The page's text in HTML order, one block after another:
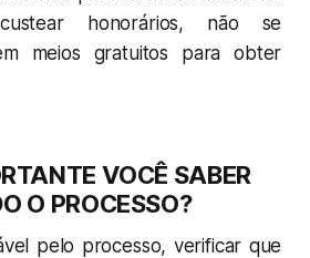
honorários, não se
meios gratuitos para obter
VOCÊ SABER
O PROCESSO?
pelo processo, verificar que